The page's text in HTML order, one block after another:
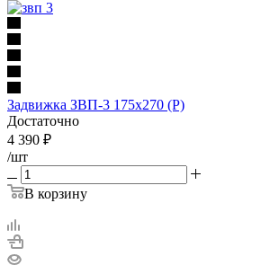
Задвижка ЗВП-3 175х270 (Р)
Достаточно
4 390 ₽
/шт
В корзину